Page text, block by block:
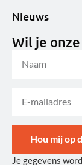
Nieuws
Wil je
Hou mij op
Je gegevens